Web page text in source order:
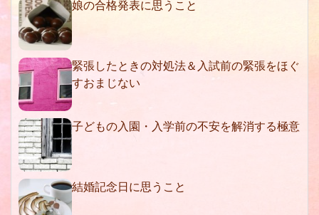
娘の合格発表に思うこと
緊張したときの対処法＆入試前の緊張をほぐ
すおまじない
子どもの入園・入学前の不安を解消する極意
結婚記念日に思うこと